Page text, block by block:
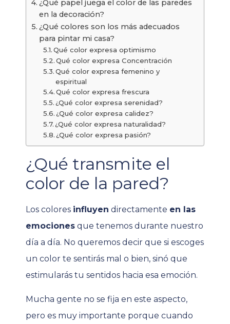
¿Qué papel juega el color de las paredes
en la decoración?
¿Qué colores son los más adecuados
para pintar mi casa?
Qué color expresa optimismo
Qué color expresa Concentración
Qué color expresa femenino y
espiritual
Qué color expresa frescura
¿Qué color expresa serenidad?
¿Qué color expresa calidez?
¿Qué color expresa naturalidad?
¿Qué color expresa pasión?
¿Qué transmite el
color de la pared?
Los colores influyen directamente en las
emociones que tenemos durante nuestro
día a día. No queremos decir que si escoges
un color te sentirás mal o bien, sinó que
estimularás tu sentidos hacia esa emoción.
Mucha gente no se fija en este aspecto,
pero es muy importante porque cuando